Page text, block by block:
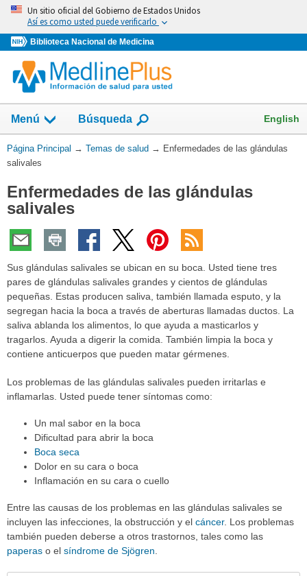
Omita
vaya
al
Contenido
Un sitio oficial del Gobierno de Estados Unidos
Así es como usted puede verificarlo
Biblioteca Nacional de Medicina
Menú
Mostrar
campo
de
Búsqueda English
Usted
está
Página Principal → Temas de salud → Enfermedades de las glándulas
salivales
Enfermedades de las glándulas
salivales
Sus glándulas salivales se ubican en su boca. Usted tiene tres
pares de glándulas salivales grandes y cientos de glándulas
pequeñas. Estas producen saliva, también llamada esputo, y la
segregan hacia la boca a través de aberturas llamadas ductos. La
saliva ablanda los alimentos, lo que ayuda a masticarlos y
tragarlos. Ayuda a digerir la comida. También limpia la boca y
contiene anticuerpos que pueden matar gérmenes.
Los problemas de las glándulas salivales pueden irritarlas e
inflamarlas. Usted puede tener síntomas como:
Un mal sabor en la boca
Dificultad para abrir la boca
Boca seca
Dolor en su cara o boca
Inflamación en su cara o cuello
Entre las causas de los problemas en las glándulas salivales se
incluyen las infecciones, la obstrucción y el cáncer. Los problemas
también pueden deberse a otros trastornos, tales como las
paperas o el síndrome de Sjögren